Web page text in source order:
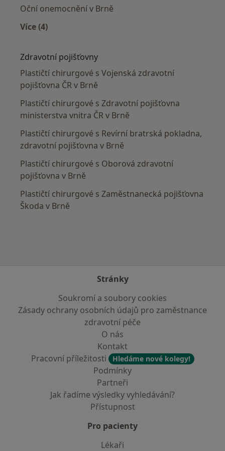
Oční onemocnění v Brně
Více (4)
Zdravotní pojišťovny
Plastičtí chirurgové s Vojenská zdravotní
pojišťovna ČR v Brně
Plastičtí chirurgové s Zdravotní pojišťovna
ministerstva vnitra ČR v Brně
Plastičtí chirurgové s Revírní bratrská pokladna,
zdravotní pojišťovna v Brně
Plastičtí chirurgové s Oborová zdravotní
pojišťovna v Brně
Plastičtí chirurgové s Zaměstnanecká pojišťovna
Škoda v Brně
Stránky
Soukromí a soubory cookies
Zásady ochrany osobních údajů pro zaměstnance
zdravotní péče
O nás
Kontakt
Pracovní příležitosti
Hledáme nové kolegy!
Podmínky
Partneři
Jak řadíme výsledky vyhledávání?
Přístupnost
Pro pacienty
Lékaři